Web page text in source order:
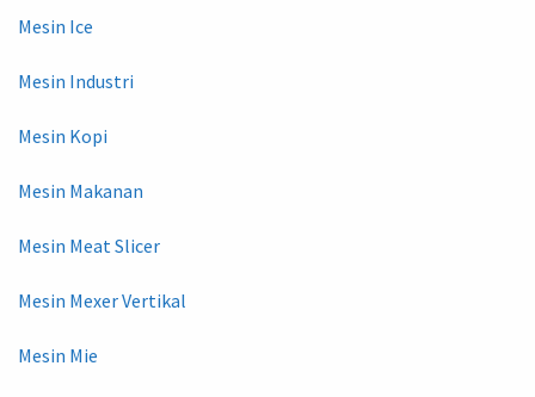
Mesin Ice
Mesin Industri
Mesin Kopi
Mesin Makanan
Mesin Meat Slicer
Mesin Mexer Vertikal
Mesin Mie